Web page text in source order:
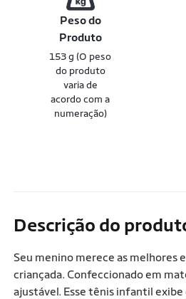
Peso do
Produto
153 g (O peso
do produto
varia de
acordo com a
numeração)
Descrição do
Seu menino merece as melhores
criançada. Confeccionado em
ajustável. Esse tênis infantil